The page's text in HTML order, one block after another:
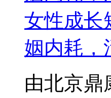
女性成长
姻内耗，
由北京鼎